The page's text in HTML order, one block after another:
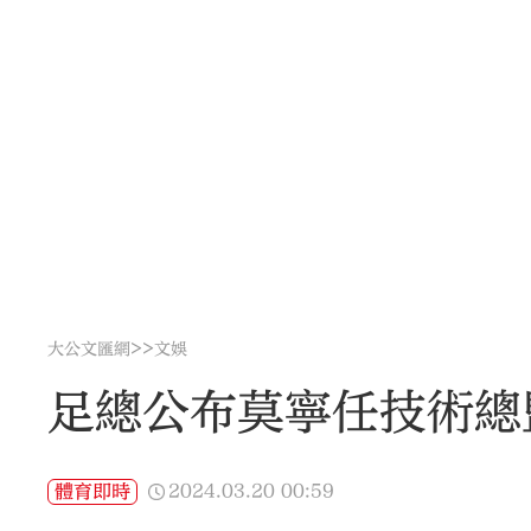
大公文匯網>>文娛
足總公布莫寧任技術
體育即時 2024.03.20 00:59